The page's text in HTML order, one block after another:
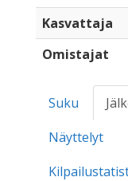
Kasvattaja
Omistajat
Suku
Näyttelyt